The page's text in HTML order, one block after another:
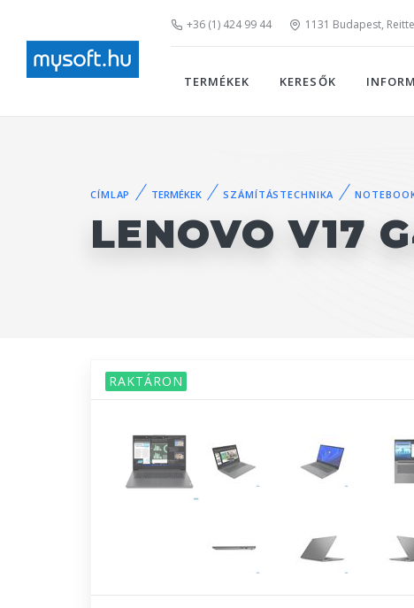
+36 (1) 424 99 44 1131 Budapest,
TERMÉKEK KERESŐK
CÍMLAP TERMÉKEK SZÁMÍTÁSTECHNIKA
LENOVO V17
RAKTÁRON